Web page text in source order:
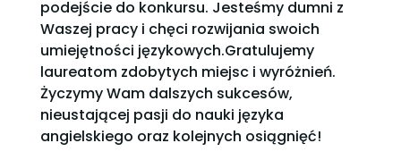
podejście do konkursu. Jesteśmy dumni z
Waszej pracy i chęci rozwijania swoich
umiejętności językowych.Gratulujemy
laureatom zdobytych miejsc i wyróżnień.
Życzymy Wam dalszych sukcesów,
nieustającej pasji do nauki języka
angielskiego oraz kolejnych osiągnięć!